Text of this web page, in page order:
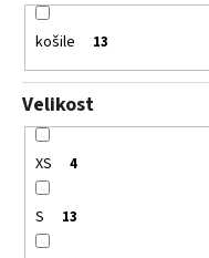
košile 13
Velikost
XS 4
S 13